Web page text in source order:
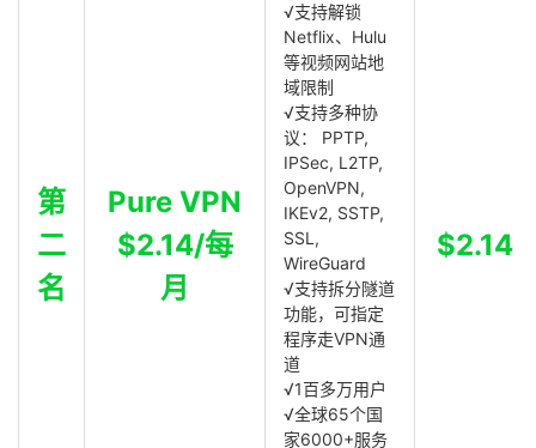
第
二
名
Pure VPN
$2.14/每
月
√支持解锁
Netflix、Hulu
等视频网站地
域限制
√支持多种协
议： PPTP,
IPSec, L2TP,
OpenVPN,
IKEv2, SSTP,
SSL,
WireGuard
√支持拆分隧道
功能，可指定
程序走VPN通
道
√1百多万用户
√全球65个国
家6000+服务
$2.14